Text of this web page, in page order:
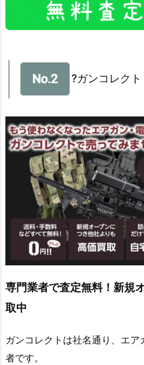
?ガンコレクト
専門業者で査定無料！新規
取中
ガンコレクトは社名通り、エ
者です。